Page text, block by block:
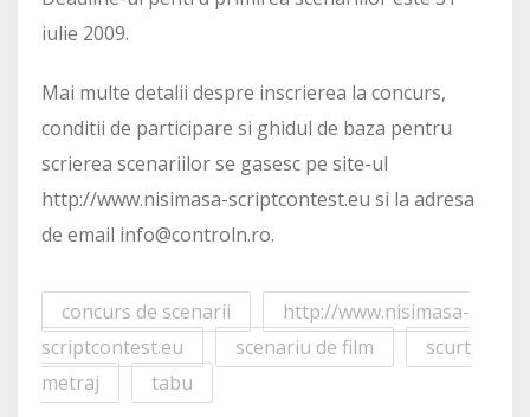
iulie 2009.
Mai multe detalii despre inscrierea la concurs,
conditii de participare si ghidul de baza pentru
scrierea scenariilor se gasesc pe site-ul
http://www.nisimasa-scriptcontest.eu si la adresa
de email info@controln.ro.
concurs de scenarii
http://www.nisimasa-
scriptcontest.eu
scenariu de film
scurt
metraj
tabu